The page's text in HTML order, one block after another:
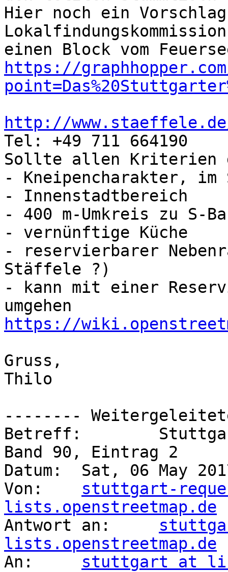
Hier noch ein
https://
http://
Tel: +49 711 664190
Sollte allen Kriterien
- Kneipencharakter, im
- Innenstadtbereich
- 400 m-Umkreis zu S-
- vernünftige Küche
- reservierbarer
Stäffele ?)
- kann mit einer
https://
Gruss,
Thilo
--------
Betreff: 	Stuttgart Nachrichtensammlung,
Band 90, Eintrag 2
Datum: 	Sat, 06 May 2017 12:00:01 +0200
stuttgart-
lists.openstreetmap.de
lists.openstreetmap.de
stuttgart at